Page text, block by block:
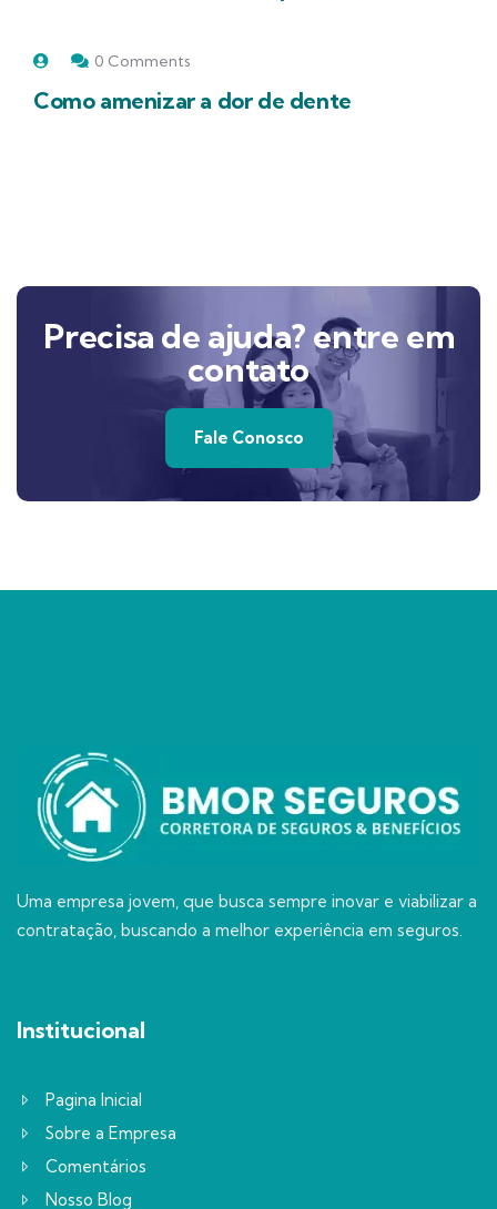
0 Comments
Como amenizar a dor de dente
Precisa de ajuda? entre em
contato
Fale Conosco
Uma empresa jovem, que busca sempre inovar e viabilizar a
contratação, buscando a melhor experiência em seguros.
Institucional
Pagina Inicial
Sobre a Empresa
Comentários
Nosso Blog